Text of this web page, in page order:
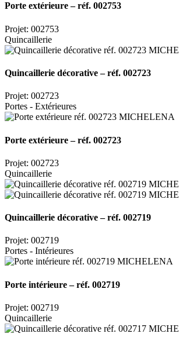
Porte extérieure – réf. 002753
Projet: 002753
Quincaillerie
Quincaillerie décorative – réf. 002723
Projet: 002723
Portes - Extérieures
Porte extérieure – réf. 002723
Projet: 002723
Quincaillerie
Quincaillerie décorative – réf. 002719
Projet: 002719
Portes - Intérieures
Porte intérieure – réf. 002719
Projet: 002719
Quincaillerie